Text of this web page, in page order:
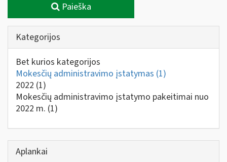
Paieška
Kategorijos
Bet kurios kategorijos
Mokesčių administravimo įstatymas (1)
2022 (1)
Mokesčių administravimo įstatymo pakeitimai nuo
2022 m. (1)
Aplankai